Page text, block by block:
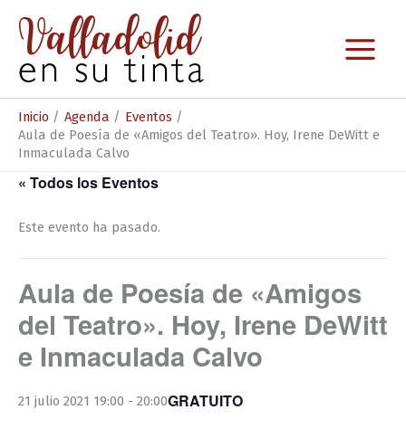
contenido
Inicio Agenda
Eventos
Aula de Poesía de «Amigos del Teatro». Hoy, Irene DeWitt e
Inmaculada Calvo
« Todos los Eventos
Este evento ha pasado.
Aula de Poesía de «Amigos
del Teatro». Hoy, Irene DeWitt
e Inmaculada Calvo
21 julio 2021 19:00 - 20:00GRATUITO